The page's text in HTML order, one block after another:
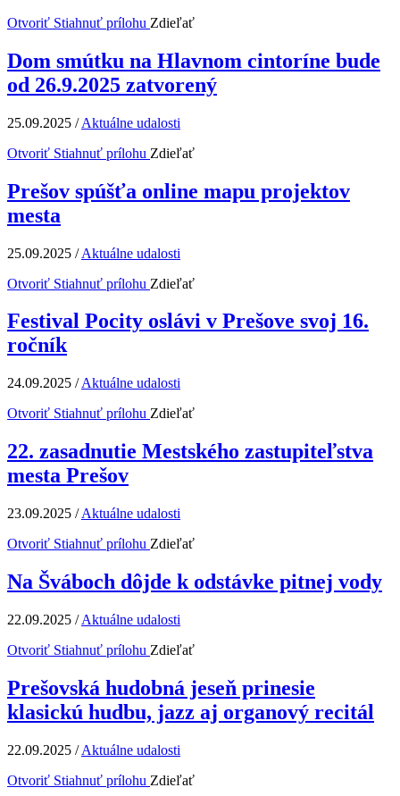
Otvoriť Stiahnuť prílohu Zdieľať
Dom smútku na Hlavnom cintoríne bude
od 26.9.2025 zatvorený
25.09.2025 /Aktuálne udalosti
Otvoriť Stiahnuť prílohu Zdieľať
Prešov spúšťa online mapu projektov
mesta
25.09.2025 /Aktuálne udalosti
Otvoriť Stiahnuť prílohu Zdieľať
Festival Pocity oslávi v Prešove svoj 16.
ročník
24.09.2025 /Aktuálne udalosti
Otvoriť Stiahnuť prílohu Zdieľať
22. zasadnutie Mestského zastupiteľstva
mesta Prešov
23.09.2025 /Aktuálne udalosti
Otvoriť Stiahnuť prílohu Zdieľať
Na Šváboch dôjde k odstávke pitnej vody
22.09.2025 /Aktuálne udalosti
Otvoriť Stiahnuť prílohu Zdieľať
Prešovská hudobná jeseň prinesie
klasickú hudbu, jazz aj organový recitál
22.09.2025 /Aktuálne udalosti
Otvoriť Stiahnuť prílohu Zdieľať